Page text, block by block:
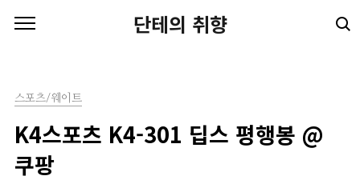
단테의 취향
스포츠/웨이트
K4스포츠 K4-301 딥스 평행봉 @
쿠팡